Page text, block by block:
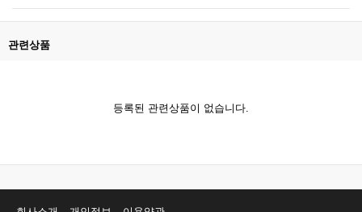
관련상품
등록된 관련상품이 없습니다.